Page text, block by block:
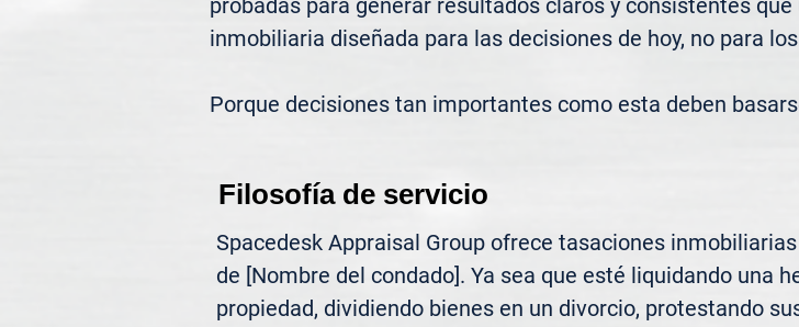
probadas para generar resultados claros y consistentes
inmobiliaria diseñada para las decisiones de hoy, no para
Porque decisiones tan importantes como esta deben
Filosofía de servicio
Spacedesk Appraisal Group ofrece tasaciones
de [Nombre del condado]. Ya sea que esté liquidando una
propiedad, dividiendo bienes en un divorcio, protestando